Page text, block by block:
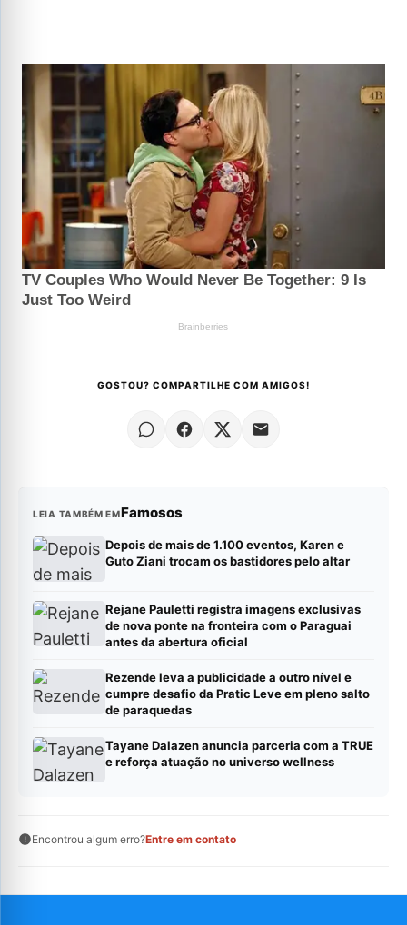
GOSTOU? COMPARTILHE COM AMIGOS!
LEIA TAMBÉM EMFamosos
Depois de mais de 1.100 eventos, Karen e
Guto Ziani trocam os bastidores pelo altar
Rejane Pauletti registra imagens exclusivas
de nova ponte na fronteira com o Paraguai
antes da abertura oficial
Rezende leva a publicidade a outro nível e
cumpre desafio da Pratic Leve em pleno salto
de paraquedas
Tayane Dalazen anuncia parceria com a TRUE
e reforça atuação no universo wellness
Encontrou algum erro?Entre em contato